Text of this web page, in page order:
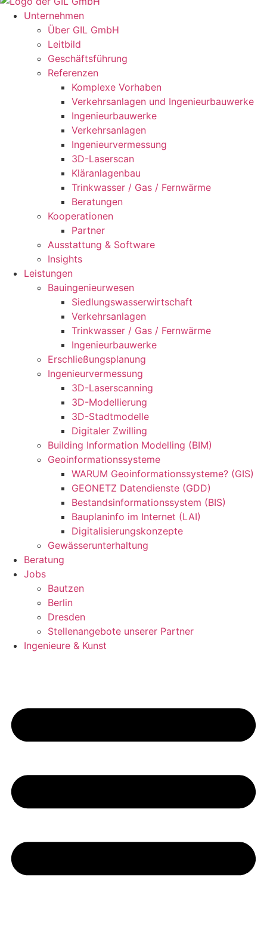
Unternehmen
Über GIL GmbH
Leitbild
Geschäftsführung
Referenzen
Komplexe Vorhaben
Verkehrsanlagen und Ingenieurbauwerke
Ingenieurbauwerke
Verkehrsanlagen
Ingenieur­vermessung
3D-Laserscan
Kläranlagenbau
Trinkwasser / Gas / Fernwärme
Beratungen
Kooperationen
Partner
Ausstattung & Software
Insights
Leistungen
Bauingenieurwesen
Siedlungswasserwirtschaft
Verkehrsanlagen
Trinkwasser / Gas / Fernwärme
Ingenieurbauwerke
Erschließungsplanung
Ingenieurvermessung
3D-Laserscanning
3D-Modellierung
3D-Stadtmodelle
Digitaler Zwilling
Building Information Modelling (BIM)
Geoinformationssysteme
WARUM Geoinformationssysteme? (GIS)
GEONETZ Datendienste (GDD)
Bestandsinformationssystem (BIS)
Bauplaninfo im Internet (LAI)
Digitalisierungskonzepte
Gewässerunterhaltung
Beratung
Jobs
Bautzen
Berlin
Dresden
Stellenangebote unserer Partner
Ingenieure & Kunst